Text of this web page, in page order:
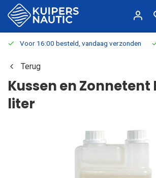
Voor 16:00 besteld, vandaag verzonden
Terug
Kussen en Zonnetent
liter